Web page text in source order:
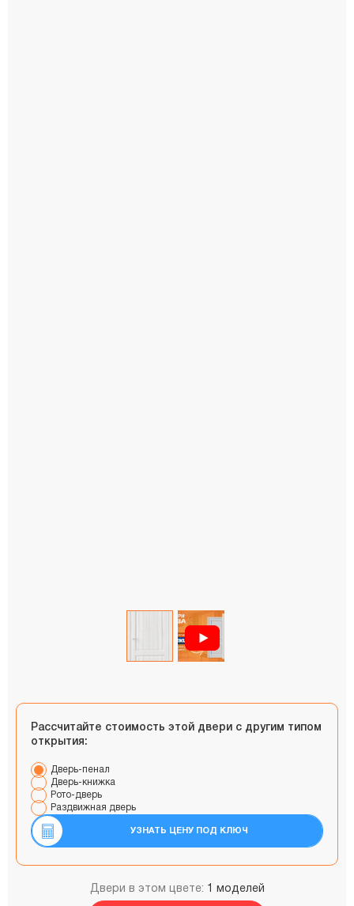
Рассчитайте стоимость этой двери с другим типом
открытия:
Дверь-пенал
Дверь-книжка
Рото-дверь
Раздвижная дверь
УЗНАТЬ ЦЕНУ ПОД КЛЮЧ
Двери в этом цвете: 1 моделей